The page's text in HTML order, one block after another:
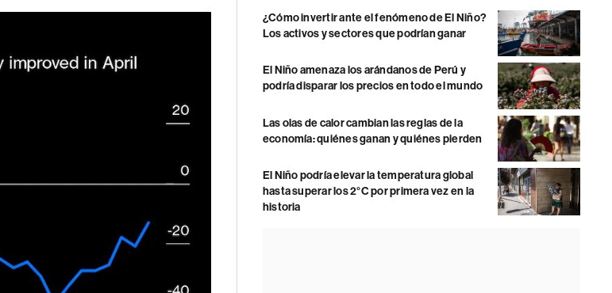
¿Cómo invertir ante el fenómeno de El Niño?
Los activos y sectores que podrían ganar
El Niño amenaza los arándanos de Perú y
podría disparar los precios en todo el mundo
Las olas de calor cambian las reglas de la
economía: quiénes ganan y quiénes pierden
El Niño podría elevar la temperatura global
hasta superar los 2°C por primera vez en la
historia